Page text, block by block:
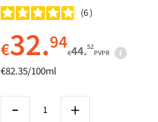
6
€32.94€44.52
PVPR
€82.35/100ml